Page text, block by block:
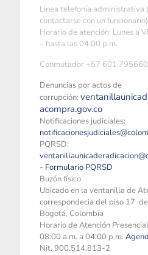
Linea telefonía administrativa
contactarse con un funcionario)
Horario de atención: Lunes a
– hasta las 04:00 p.m.
Conmutador +57 601
Denuncias por actos de
corrupción:
acompra.gov.co
Notificaciones judiciales:
PQRSD:
- Formulario PQRSD
Buzón físico
Ubicado en la ventanilla de
correspondecia del piso 17
Bogotá, Colombia
Horario de Atención
08:00 a.m. a 04:00 p.m.
Nit. 900.514.813-2